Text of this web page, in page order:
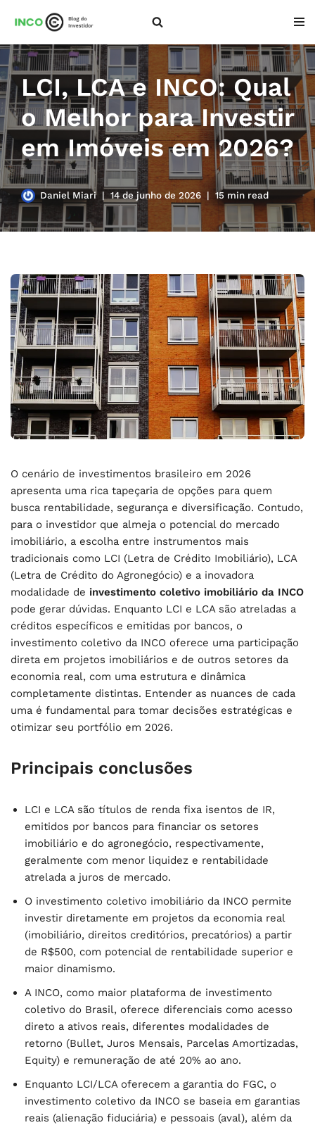
para
o
conteúdo
LCI, LCA e INCO: Qual
o Melhor para Investir
em Imóveis em 2026?
Daniel Miari 14 de junho de 2026 15 min read
O cenário de investimentos brasileiro em 2026
apresenta uma rica tapeçaria de opções para quem
busca rentabilidade, segurança e diversificação. Contudo,
para o investidor que almeja o potencial do mercado
imobiliário, a escolha entre instrumentos mais
tradicionais como LCI (Letra de Crédito Imobiliário), LCA
(Letra de Crédito do Agronegócio) e a inovadora
modalidade de investimento coletivo imobiliário da INCO
pode gerar dúvidas. Enquanto LCI e LCA são atreladas a
créditos específicos e emitidas por bancos, o
investimento coletivo da INCO oferece uma participação
direta em projetos imobiliários e de outros setores da
economia real, com uma estrutura e dinâmica
completamente distintas. Entender as nuances de cada
uma é fundamental para tomar decisões estratégicas e
otimizar seu portfólio em 2026.
Principais conclusões
LCI e LCA são títulos de renda fixa isentos de IR,
emitidos por bancos para financiar os setores
imobiliário e do agronegócio, respectivamente,
geralmente com menor liquidez e rentabilidade
atrelada a juros de mercado.
O investimento coletivo imobiliário da INCO permite
investir diretamente em projetos da economia real
(imobiliário, direitos creditórios, precatórios) a partir
de R$500, com potencial de rentabilidade superior e
maior dinamismo.
A INCO, como maior plataforma de investimento
coletivo do Brasil, oferece diferenciais como acesso
direto a ativos reais, diferentes modalidades de
retorno (Bullet, Juros Mensais, Parcelas Amortizadas,
Equity) e remuneração de até 20% ao ano.
Enquanto LCI/LCA oferecem a garantia do FGC, o
investimento coletivo da INCO se baseia em garantias
reais (alienação fiduciária) e pessoais (aval), além da